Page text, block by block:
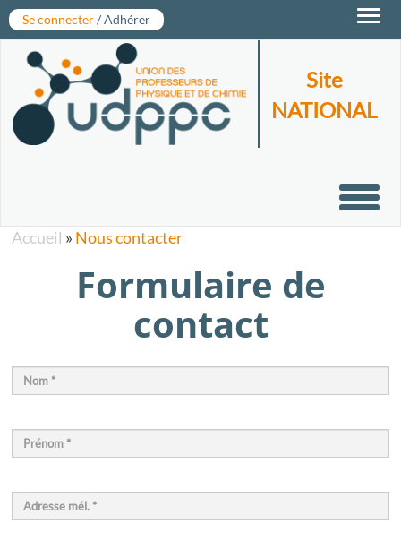
Se connecter/ Adhérer
Site
NATIONAL
Accueil » Nous contacter
Formulaire de
contact